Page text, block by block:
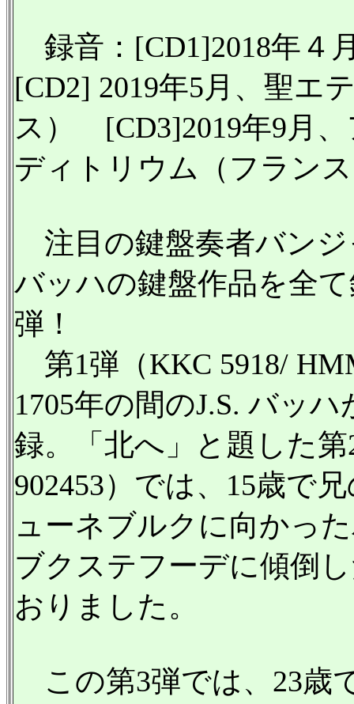
録音：[CD1]2018年
[CD2] 2019年5月、聖エ
ス） [CD3]2019年9月
ディトリウム（フラン
注目の鍵盤奏者バンジ
バッハの鍵盤作品を全
弾！
第1弾（KKC 5918/
1705年の間のJ.S. バッ
録。「北へ」と題した
902453）では、15歳で
ューネブルクに向かっ
ブクステフーデに傾倒
おりました。
この第3弾では、23歳